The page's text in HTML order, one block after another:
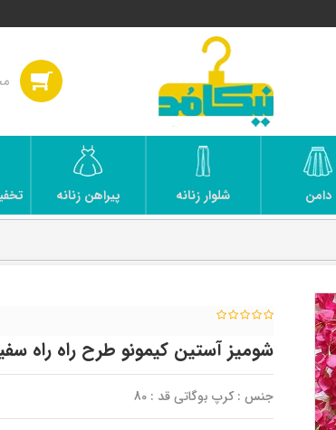
دامن شلوار زنانه پیراهن زنانه
شومیز آستین کیمونو طرح راه راه
جنس : کرپ بوگاتی قد : 80